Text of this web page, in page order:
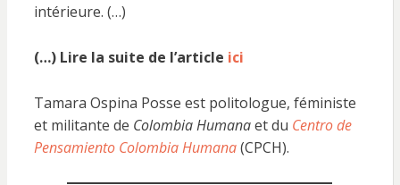
intérieure. (…)
(…) Lire la suite de l’article ici
Tamara Ospina Posse est politologue, féministe
et militante de Colombia Humanaet du Centro de
Pensamiento Colombia Humana (CPCH).